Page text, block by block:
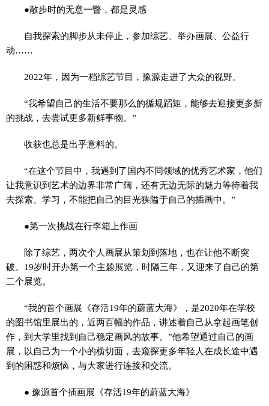
●散步时的无意一瞥，都是灵感
自我探索的脚步从未停止，参加综艺、举办画展、公益行
动……
2022年，因为一档综艺节目，豫源走进了大众的视野。
“我希望自己的生活不要那么的循规蹈矩，能够去迎接更多新
的挑战，去尝试更多新鲜事物。”
收获也总是出乎意料的。
“在这个节目中，我遇到了国内不同领域的优秀艺术家，他们
让我意识到艺术的边界非常广阔，还有无边无际的魅力等待着我
去探索、学习，不能把自己的目光狭隘于自己的插画中。”
●第一次挑战在行李箱上作画
除了综艺，两次个人画展从策划到落地，也在让他不断突
破。19岁时开办第一个主题展览，时隔三年，又迎来了自己的第
二个展览。
“我的首个画展《存活19年的蔚蓝大海》，是2020年在学校
的图书馆里展出的，近两百幅的作品，讲述着自己从拿起画笔创
作，到大学里找到自己稳定画风的故事。”他希望通过自己的画
展，以自己为一个小的横切面，去窥探更多年轻人在成长途中遇
到的困惑和烦恼，与大家进行连接和交流。
● 豫源首个插画展《存活19年的蔚蓝大海》